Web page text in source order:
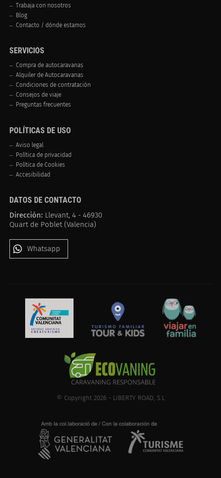
Trabaja con nosotros
Blog
Contacto / dónde estamos
SERVICIOS
Compra de autocaravanas
Alquiler de Autocaravanas
Condiciones de contratación
Consejos de viaje
Preguntas frecuentes
POLÍTICAS DE USO
Aviso legal
Política de privacidad
Política de Cookies
Accesibilidad
DATOS DE CONTACTO
Dirección: Llevant, 4 - 46930
Quart de Poblet (Valencia)
Whatsapp
© Copyright 2026 - LIBERTY ROAD, S.L